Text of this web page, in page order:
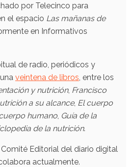
por Telecinco para
el espacio Las mañanas de
en Informativos
de radio, periódicos y
veintena de libros , entre los
y nutrición, Francisco
a su alcance, El cuerpo
humano Guía de la
de la nutrición.
Editorial del diario digital
actualmente.